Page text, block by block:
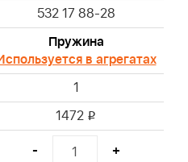
532 17 88-28
Пружина
в агрегатах
1
1472 i
- +